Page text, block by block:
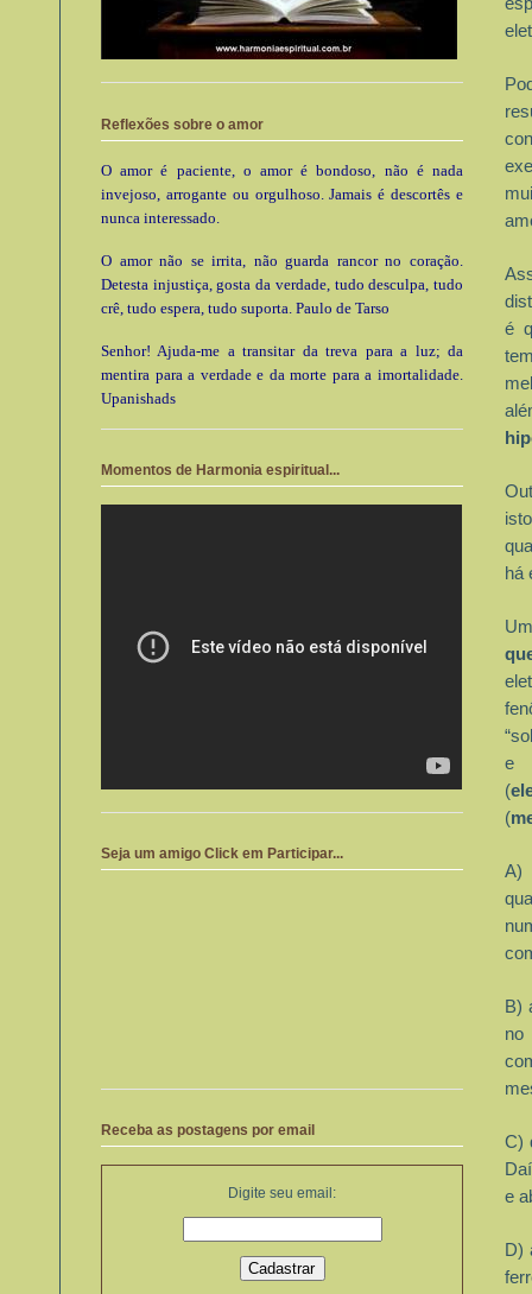
é
há
e
(
(
A)
B)
no
C)
e
D)
Reflexões sobre o amor
O amor é paciente, o amor é bondoso, não é nada
invejoso, arrogante ou orgulhoso. Jamais é descortês e
nunca interessado.
O amor não se irrita, não guarda rancor no coração.
Detesta injustiça, gosta da verdade, tudo desculpa, tudo
crê, tudo espera, tudo suporta. Paulo de Tarso
Senhor! Ajuda-me a transitar da treva para a luz; da
mentira para a verdade e da morte para a imortalidade.
Upanishads
Momentos de Harmonia espiritual...
Seja um amigo Click em Participar...
Receba as postagens por email
Digite seu email: